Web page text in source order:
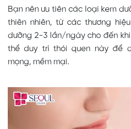
Bạn nên ưu tiên các loại kem
thiên nhiên, từ các thương
dưỡng 2-3 lần/ngày cho đến
thể duy trì thói quen này để
mọng, mềm mại.